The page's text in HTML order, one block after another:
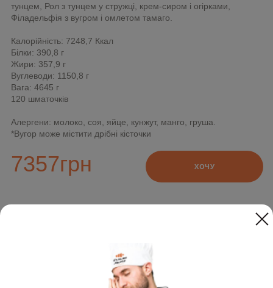
тунцем, Рол з тунцем у стружці, крем-сиром і огірками,
Філадельфія з вугром і омлетом тамаго.
Калорійність: 7248,7 Ккал
Білки: 390,8 г
Жири: 357,9 г
Вуглеводи: 1150,8 г
Вага: 4645 г
120 шматочків
Алергени: молоко, соя, яйце, кунжут, манго, груша.
*Вугор може містити дрібні кісточки
7357грн ХОЧУ
Додайте до замовлення